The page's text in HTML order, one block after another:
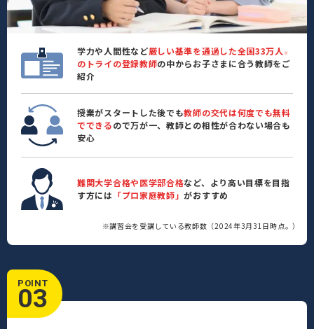
学力や人間性など厳しい基準を通過した全国33万人 ※
のトライの登録教師の中からお子さまに合う教師をご
紹介
授業がスタートした後でも教師の交代は何度でも無料
でできるので万が一、教師との相性が合わない場合も
安心
難関大学合格や医学部合格など、より高い目標を目指
す方には 「プロ家庭教師」がおすすめ
※講習会を受講している教師数（2024年3月31日時点。）
POINT
03